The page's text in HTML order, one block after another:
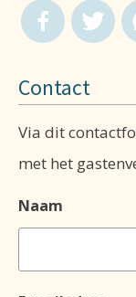
Contact
Via dit
met het
Naam